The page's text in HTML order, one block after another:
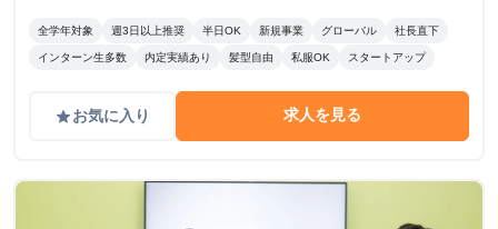
全学年対象 週3日以上推奨 半日OK 新規事業 グローバル 社長直下
インターン生多数 内定実績あり 髪型自由 私服OK スタートアップ
gradeお気に入り 求人を見る